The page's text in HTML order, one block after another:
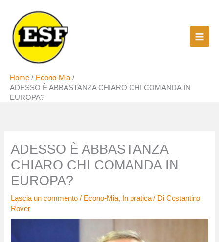
contenuto
Home
Econo-Mia
ADESSO È ABBASTANZA CHIARO CHI COMANDA IN
EUROPA?
ADESSO È ABBASTANZA
CHIARO CHI COMANDA IN
EUROPA?
Lascia un commento / Econo-Mia, In pratica/ DiCostantino
Rover